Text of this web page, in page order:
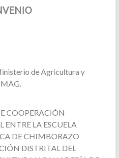
de Agricultura y
MAG.
COOPERACIÓN
LA ESCUELA
DE CHIMBORAZO
DISTRITAL DEL